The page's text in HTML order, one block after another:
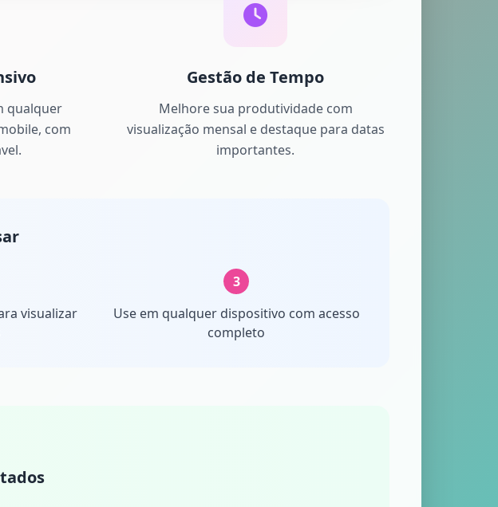
qualquer
com
Gestão de Tempo
Melhore sua produtividade com
visualização mensal e destaque para datas
importantes.
visualizar
3
Use em qualquer dispositivo com acesso
completo